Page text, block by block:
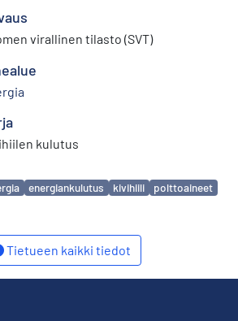
virallinen tilasto (SVT)
kulutus
energiankulutus kivihiili polttoaineet
Tietueen kaikki tiedot